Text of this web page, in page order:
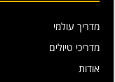
מדריך עולמי
מדריכי טיולים
אודות